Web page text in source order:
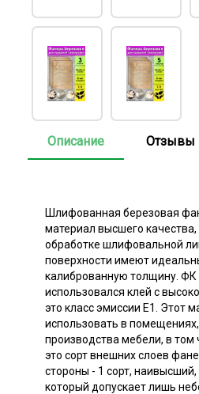
Описание Отзывы
Шлифованная березовая
материал высшего
обработке шлифовальной
поверхности имеют
калиброванную толщину. ФК
использовался клей с
это класс эмиссии Е1. Этот
использовать в
производства мебели, в том
это сорт внешних слоев
стороны - 1 сорт, наивысший,
который допускает лишь